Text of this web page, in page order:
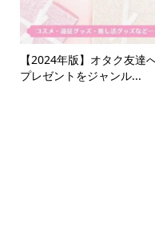
【2024年版】オタク友達
プレゼントをジャンル...